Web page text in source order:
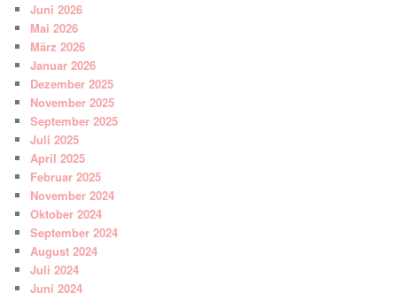
Juni 2026
Mai 2026
März 2026
Januar 2026
Dezember 2025
November 2025
September 2025
Juli 2025
April 2025
Februar 2025
November 2024
Oktober 2024
September 2024
August 2024
Juli 2024
Juni 2024